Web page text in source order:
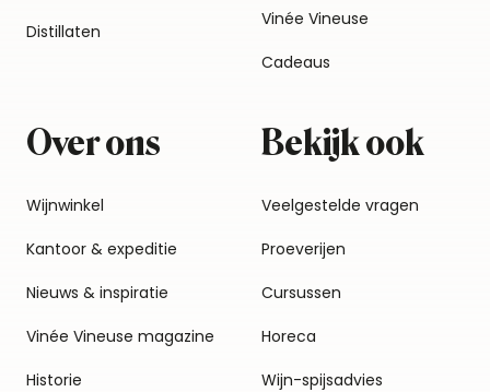
Distillaten
Vinée Vineuse
Cadeaus
Over ons
Wijnwinkel
Kantoor & expeditie
Nieuws & inspiratie
Vinée Vineuse magazine
Historie
Bekijk ook
Veelgestelde vragen
Proeverijen
Cursussen
Horeca
Wijn-spijsadvies